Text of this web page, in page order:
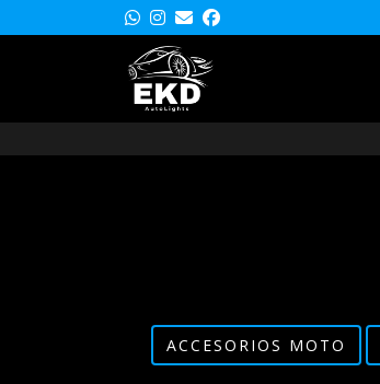
ACCESORIOS MOTO